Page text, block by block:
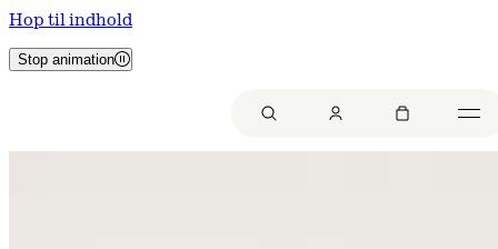
Hop til indhold
Stop animation